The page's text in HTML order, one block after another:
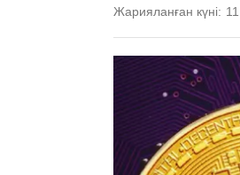
Жарияланған күні: